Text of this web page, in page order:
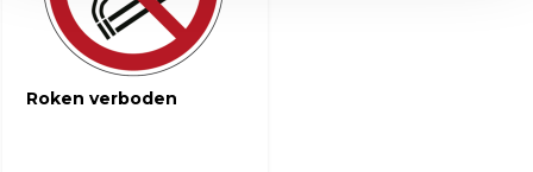
Roken verboden